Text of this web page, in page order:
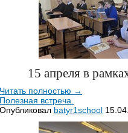
15 апреля в
Читать полностью →
Полезная встреча.
Опубликовал batyr1school